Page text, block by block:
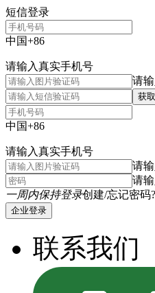
短信登录
中国+86
请输入真实手机号
请
获
中国+86
请输入真实手机号
请
请
一周内保持登录创建/忘记密码?
企业登录
联系我们